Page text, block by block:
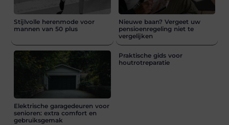
Stijlvolle herenmode voor
mannen van 50 plus
Nieuwe baan? Vergeet uw
pensioenregeling niet te
vergelijken
Elektrische garagedeuren voor
senioren: extra comfort en
gebruiksgemak
Praktische gids voor
houtrotreparatie